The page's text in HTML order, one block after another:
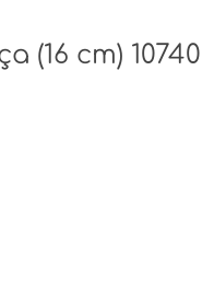
(16 cm) 10740